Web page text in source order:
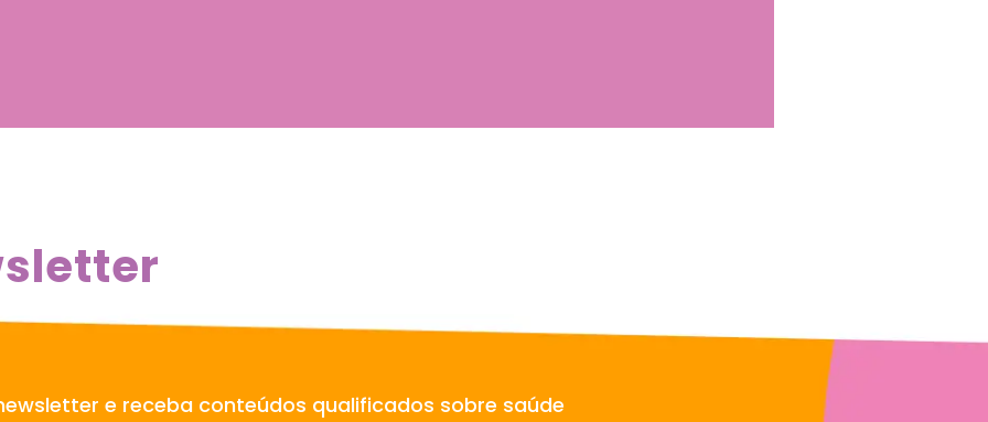
e receba conteúdos qualificados sobre saúde